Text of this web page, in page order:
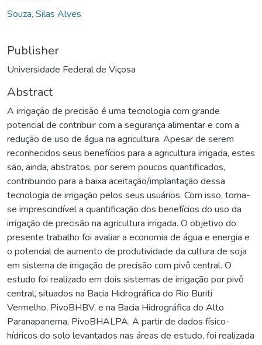
Souza, Silas Alves
Publisher
Universidade Federal de Viçosa
Abstract
A irrigação de precisão é uma tecnologia com grande
potencial de contribuir com a segurança alimentar e com a
redução de uso de água na agricultura. Apesar de serem
reconhecidos seus benefícios para a agricultura irrigada, estes
são, ainda, abstratos, por serem poucos quantificados,
contribuindo para a baixa aceitação/implantação dessa
tecnologia de irrigação pelos seus usuários. Com isso, torna-
se imprescindível a quantificação dos benefícios do uso da
irrigação de precisão na agricultura irrigada. O objetivo do
presente trabalho foi avaliar a economia de água e energia e
o potencial de aumento de produtividade da cultura de soja
em sistema de irrigação de precisão com pivô central. O
estudo foi realizado em dois sistemas de irrigação por pivô
central, situados na Bacia Hidrográfica do Rio Buriti
Vermelho, PivoBHBV, e na Bacia Hidrográfica do Alto
Paranapanema, PivoBHALPA. A partir de dados físico-
hídricos do solo levantados nas áreas de estudo, foi realizada